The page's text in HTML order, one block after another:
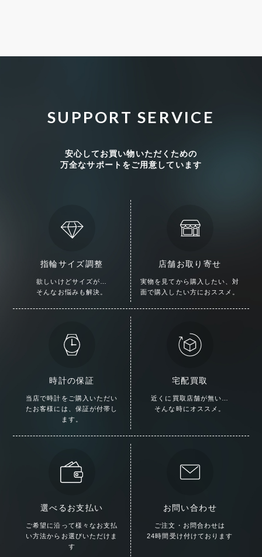
SUPPORT SERVICE
安心してお買い物いただくための
万全なサポートをご用意しています
指輪サイズ調整
欲しいけどサイズが…
そんなお悩みも解決。
店舗お取り寄せ
実物を見てから購入したい、対
面で購入したい方におススメ。
時計の保証
当店で時計をご購入いただい
た お客様には、保証が付帯し
ます。
宅配買取
近くに買取店舗が無い…
そんな時にオススメ。
選べるお支払い
ご希望に沿って様々な お支払
い方法からお選びいただけま
す
お問い合わせ
ご注文・お問合わせは
24時間受け付けております